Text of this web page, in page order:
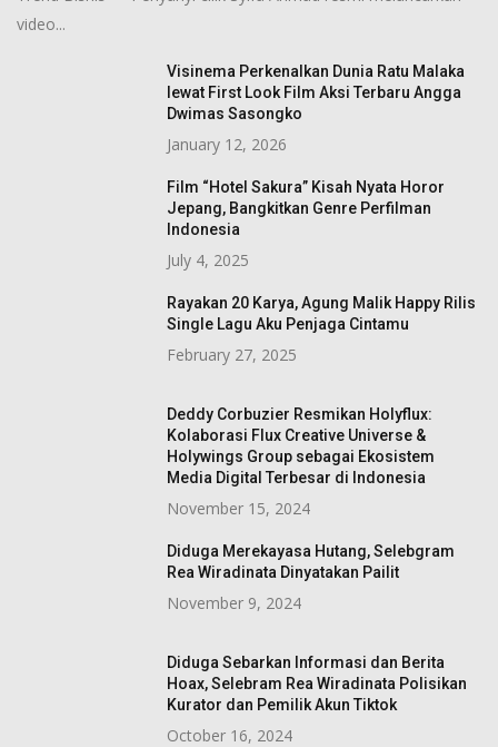
video...
Visinema Perkenalkan Dunia Ratu Malaka
lewat First Look Film Aksi Terbaru Angga
Dwimas Sasongko
January 12, 2026
Film “Hotel Sakura” Kisah Nyata Horor
Jepang, Bangkitkan Genre Perfilman
Indonesia
July 4, 2025
Rayakan 20 Karya, Agung Malik Happy Rilis
Single Lagu Aku Penjaga Cintamu
February 27, 2025
Deddy Corbuzier Resmikan Holyflux:
Kolaborasi Flux Creative Universe &
Holywings Group sebagai Ekosistem
Media Digital Terbesar di Indonesia
November 15, 2024
Diduga Merekayasa Hutang, Selebgram
Rea Wiradinata Dinyatakan Pailit
November 9, 2024
Diduga Sebarkan Informasi dan Berita
Hoax, Selebram Rea Wiradinata Polisikan
Kurator dan Pemilik Akun Tiktok
October 16, 2024